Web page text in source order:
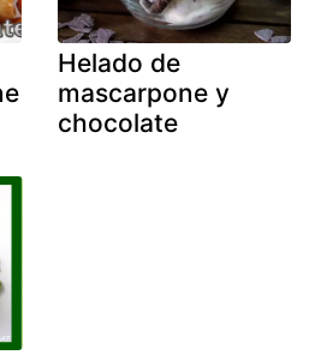
Helado de
mascarpone y
chocolate